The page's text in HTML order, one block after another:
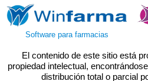
Software para farmacias
El contenido de este sitio está
propiedad intelectual,
distribución total o parcial